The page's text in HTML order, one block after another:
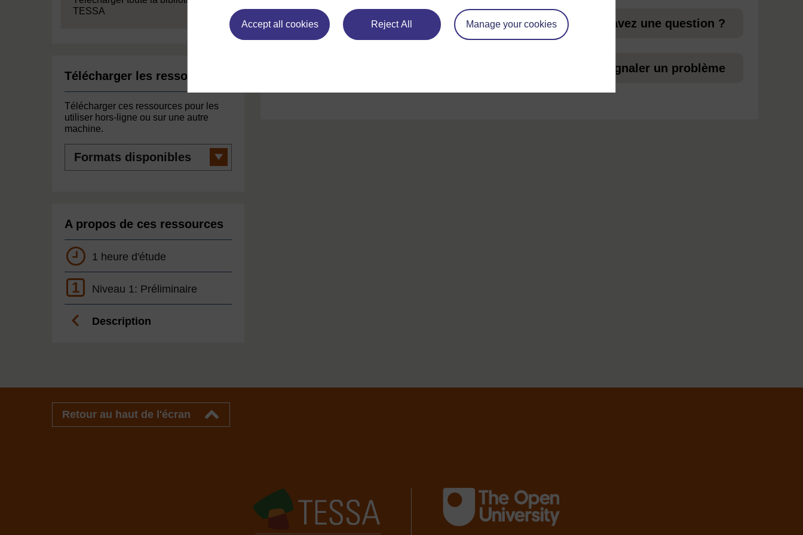
Accept all cookies Reject All Manage your cookies
TESSA
Télécharger les ressources
Télécharger ces ressources pour les
utiliser hors-ligne ou sur une autre
machine.
disponibles
A propos de ces ressources
1 heure d'étude
1 Niveau 1: Préliminaire
Description
Pour de plus amples informations, référez-vous à notre foire aux
questions qui peut vous fournir l'aide nécessaire.
Vous avez une question ?
Signaler un problème
Retour au haut de l'écran